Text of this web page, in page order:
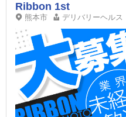
Ribbon 1st
熊本市 デリバリーヘルス